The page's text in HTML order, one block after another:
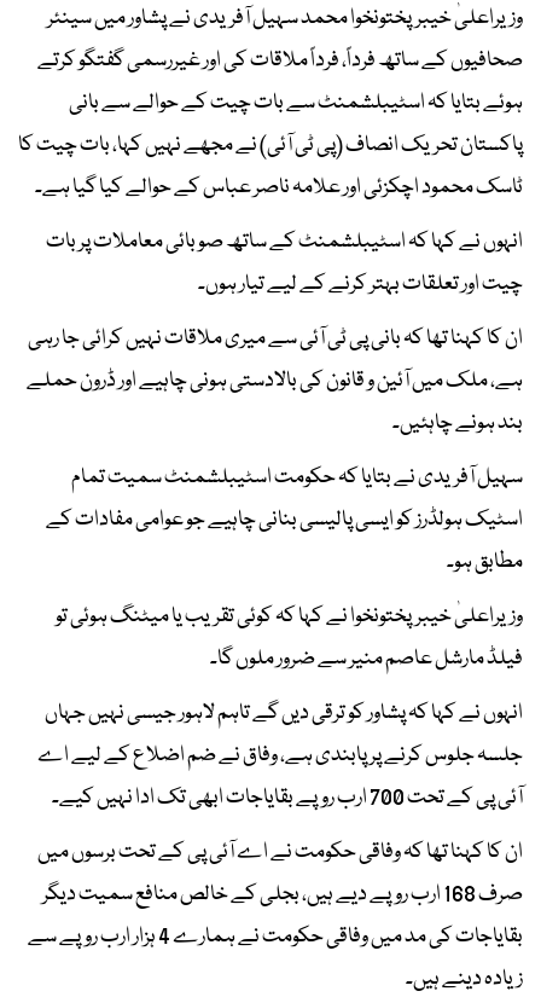
وزیراعلیٰ خیبرپختونخوا محمد سہیل آفریدی نے پشاور میں سینئر
صحافیوں کے ساتھ فرداً، فرداً ملاقات کی اور غیررسمی گفتگو کرتے
ہوئے بتایا کہ اسٹیبلشمنٹ سے بات چیت کے حوالے سے بانی
پاکستان تحریک انصاف (پی ٹی آئی) نے مجھے نہیں کہا، بات چیت کا
ٹاسک محمود اچکزئی اور علامہ ناصر عباس کے حوالے کیا گیا ہے۔
انہوں نے کہا کہ اسٹیبلشمنٹ کے ساتھ صوبائی معاملات پر بات
چیت اور تعلقات بہتر کرنے کے لیے تیار ہوں۔
ان کا کہنا تھا کہ بانی پی ٹی آئی سے میری ملاقات نہیں کرائی جا رہی
ہے، ملک میں آئین و قانون کی بالادستی ہونی چاہیے اور ڈرون حملے
بند ہونے چاہئیں۔
سہیل آفریدی نے بتایا کہ حکومت اسٹیبلشمنٹ سمیت تمام
اسٹیک ہولڈرز کو ایسی پالیسی بنانی چاہیے جو عوامی مفادات کے
مطابق ہو۔
وزیراعلیٰ خیبرپختونخوا نے کہا کہ کوئی تقریب یا میٹنگ ہوئی تو
فیلڈ مارشل عاصم منیر سے ضرور ملوں گا۔
انہوں نے کہا کہ پشاور کو ترقی دیں گے تاہم لاہور جیسی نہیں جہاں
جلسہ جلوس کرنے پر پابندی ہے، وفاق نے ضم اضلاع کے لیے اے
آئی پی کے تحت 700 ارب روپے بقایاجات ابھی تک ادا نہیں کیے۔
ان کا کہنا تھا کہ وفاقی حکومت نے اے آئی پی کے تحت برسوں میں
صرف 168 ارب روپے دیے ہیں، بجلی کے خالص منافع سمیت دیگر
بقایاجات کی مد میں وفاقی حکومت نے ہمارے 4 ہزار ارب روپے سے
زیادہ دینے ہیں۔